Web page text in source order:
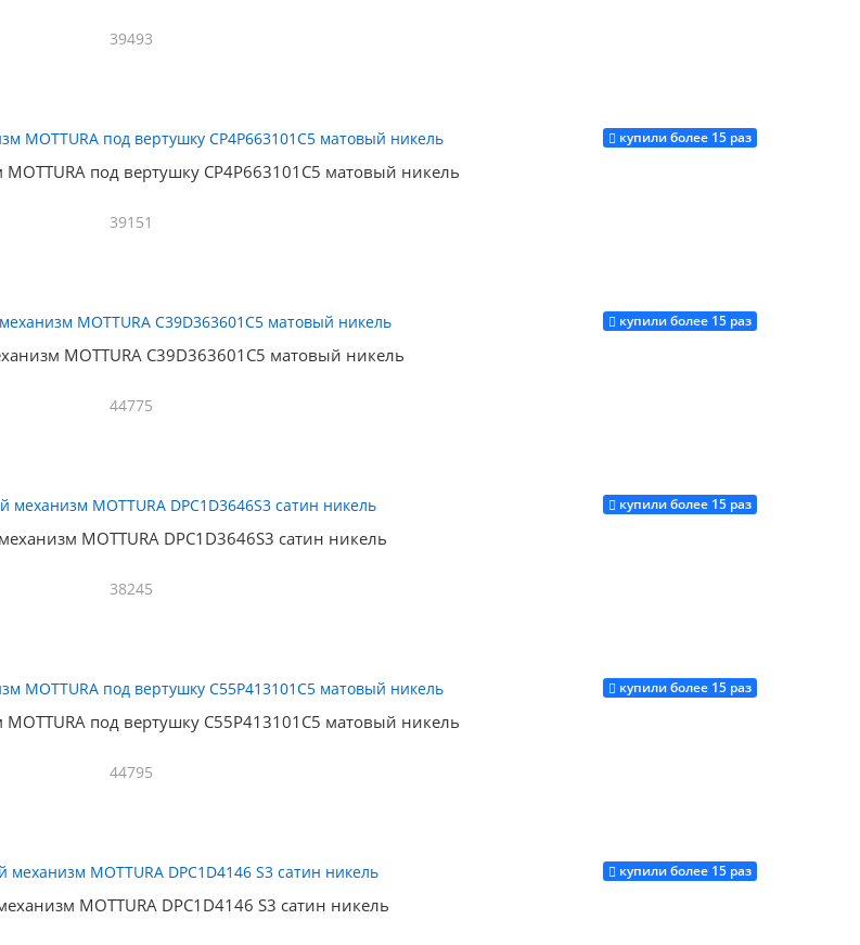
39493
Купить
купили более 15 раз
под вертушку CP4P663101C5 матовый никель
39151
Купить
купили более 15 раз
MOTTURA C39D363601C5 матовый никель
44775
Купить
купили более 15 раз
MOTTURA DPC1D3646S3 сатин никель
38245
Купить
купили более 15 раз
под вертушку C55P413101C5 матовый никель
44795
Купить
купили более 15 раз
MOTTURA DPC1D4146 S3 сатин никель